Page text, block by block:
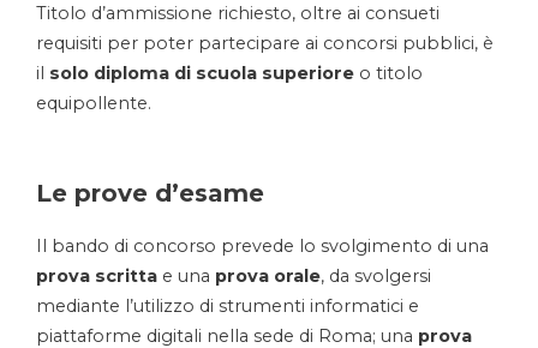
Titolo d’ammissione richiesto, oltre ai consueti
requisiti per poter partecipare ai concorsi pubblici, è
il solo diploma di scuola superiore o titolo
equipollente.
Le prove d’esame
Il bando di concorso prevede lo svolgimento di una
prova scritta e una prova orale, da svolgersi
mediante l’utilizzo di strumenti informatici e
piattaforme digitali nella sede di Roma; una prova